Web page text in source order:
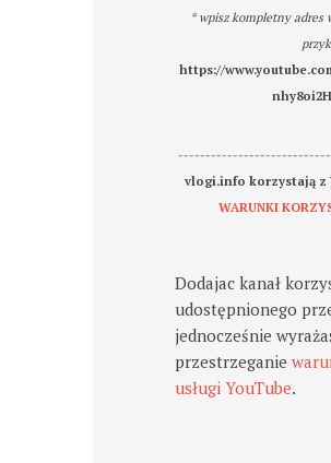
* wpisz kompletny
https://
vlogi.info korzystają z
WARUNKI
Dodajac kanał
udostępnionego
jednocześnie
przestrzeganie
usługi YouTube.